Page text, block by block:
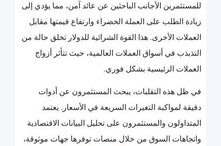
للمستثمرين الأجانب الباحثين عن عائد آمن، مما يؤدي إلى
زيادة الطلب على العملة الخضراء وارتفاع قيمتها مقابل
العملات الأخرى. هذا القوة الشرائية للدولار تخلق حالة من
التذبذب في أسواق العملات العالمية، حيث تتأثر أزواج
العملات الرئيسية بشكل فوري.
في ظل هذه التقلبات، يبحث المستثمرون عن أدوات
دقيقة لمواكبة التغيرات السريعة في الأسعار. يعتمد
المتداولون والمستثمرون على تحليل البيانات الاقتصادية
واتجاهات السوق من خلال منصات توفرها جهات موثوقة،